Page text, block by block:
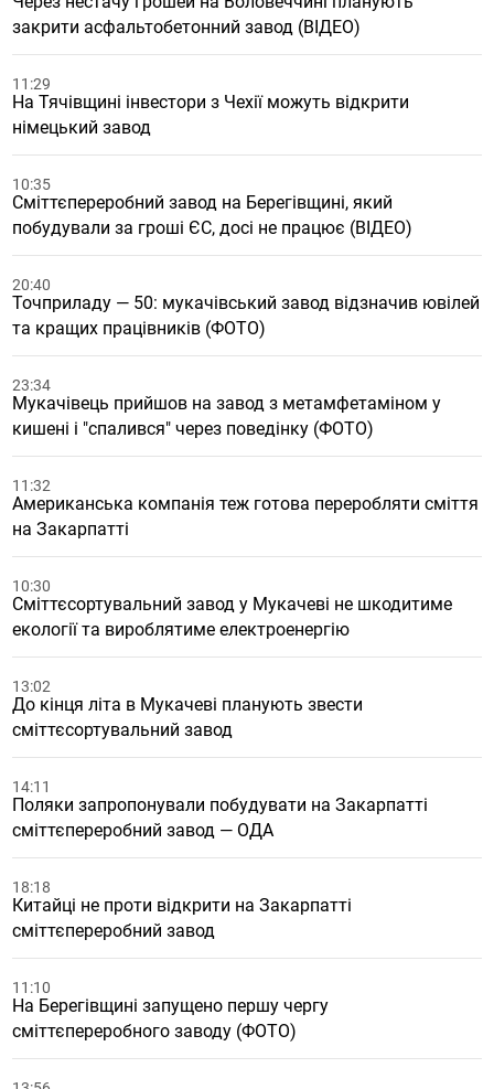
закрити асфальтобетонний завод (ВІДЕО)
11:29
На Тячівщині інвестори з Чехії можуть відкрити
німецький завод
10:35
Сміттєпереробний завод на Берегівщині, який
побудували за гроші ЄС, досі не працює (ВІДЕО)
20:40
Точприладу — 50: мукачівський завод відзначив ювілей
та кращих працівників (ФОТО)
23:34
Мукачівець прийшов на завод з метамфетаміном у
кишені і "спалився" через поведінку (ФОТО)
11:32
Американська компанія теж готова переробляти сміття
на Закарпатті
10:30
Сміттєсортувальний завод у Мукачеві не шкодитиме
екології та вироблятиме електроенергію
13:02
До кінця літа в Мукачеві планують звести
сміттєсортувальний завод
14:11
Поляки запропонували побудувати на Закарпатті
сміттєпереробний завод — ОДА
18:18
Китайці не проти відкрити на Закарпатті
сміттєпереробний завод
11:10
На Берегівщині запущено першу чергу
сміттєпереробного заводу (ФОТО)